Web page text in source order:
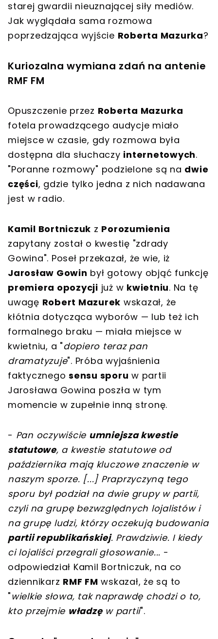
starej gwardii nieuznającej siły mediów.
Jak wyglądała sama rozmowa
poprzedzająca wyjście Roberta Mazurka?
Kuriozalna wymiana zdań na antenie
RMF FM
Opuszczenie przez Roberta Mazurka
fotela prowadzącego audycje miało
miejsce w czasie, gdy rozmowa była
dostępna dla słuchaczy internetowych.
"Poranne rozmowy" podzielone są na dwie
części, gdzie tylko jedna z nich nadawana
jest w radio.
Kamil Bortniczuk z Porozumienia
zapytany został o kwestię "zdrady
Gowina". Poseł przekazał, że wie, iż
Jarosław Gowin był gotowy objąć funkcję
premiera opozycji już w kwietniu. Na tę
uwagę Robert Mazurek wskazał, że
kłótnia dotycząca wyborów — lub też ich
formalnego braku — miała miejsce w
kwietniu, a "dopiero teraz pan
dramatyzuje". Próba wyjaśnienia
faktycznego sensu sporu w partii
Jarosława Gowina poszła w tym
momencie w zupełnie inną stronę.
- Pan oczywiście umniejsza kwestie
statutowe, a kwestie statutowe od
października mają kluczowe znaczenie w
naszym sporze. [...]Praprzyczyną tego
sporu był podział na dwie grupy w partii,
czyli na grupę bezwzględnych lojalistów i
na grupę ludzi, którzy oczekują budowania
partii republikańskiej. Prawdziwie. I kiedy
ci lojaliści przegrali głosowanie... -
odpowiedział Kamil Bortniczuk, na co
dziennikarz RMF FM wskazał, że są to
"wielkie słowa, tak naprawdę chodzi o to,
kto przejmie władzęw partii".